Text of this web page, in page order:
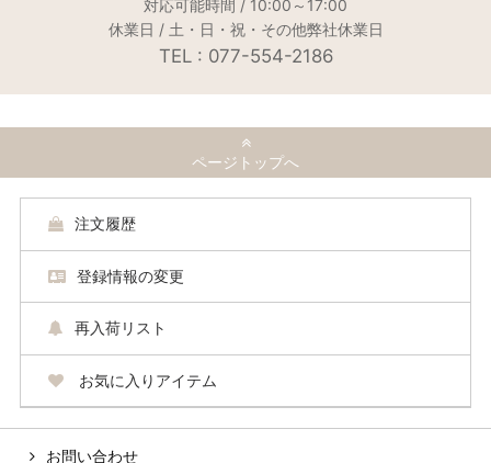
対応可能時間 / 10:00～17:00
休業日 / 土・日・祝・その他弊社休業日
TEL : 077-554-2186
ページトップへ
注文履歴
登録情報の変更
再入荷リスト
お気に入りアイテム
お問い合わせ